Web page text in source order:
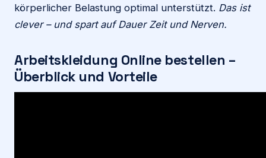
körperlicher Belastung optimal unterstützt. Das ist
clever – und spart auf Dauer Zeit und Nerven.
Arbeitskleidung Online bestellen –
Überblick und Vorteile